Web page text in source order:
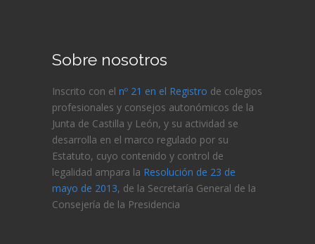
Sobre nosotros
Inscrito con el nº 21 en el Registro de colegios
profesionales y consejos autonómicos de la
Junta de Castilla y León, y su actividad se
desarrolla en el marco regulado por su
Estatuto, cuyo contenido y control de
legalidad ampara la Resolución de 23 de
mayo de 2013, de la Secretaría General de la
Consejería de la Presidencia